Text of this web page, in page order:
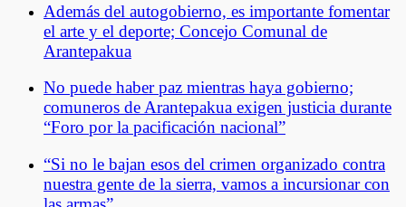
Además del autogobierno, es importante fomentar
el arte y el deporte; Concejo Comunal de
Arantepakua
No puede haber paz mientras haya gobierno;
comuneros de Arantepakua exigen justicia durante
“Foro por la pacificación nacional”
“Si no le bajan esos del crimen organizado contra
nuestra gente de la sierra, vamos a incursionar con